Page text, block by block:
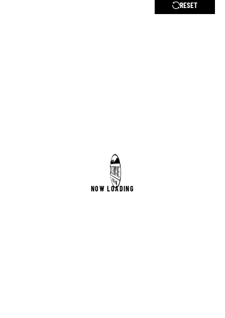
RESET
NOW LOADING